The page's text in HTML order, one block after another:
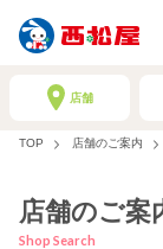
店舗
TOP 店舗のご案内
店舗のご案
Shop Search